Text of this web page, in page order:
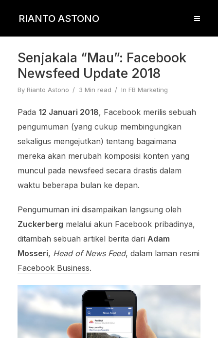
RIANTO ASTONO
Senjakala “Mau”: Facebook
Newsfeed Update 2018
By Rianto Astono 3 Min read In FB Marketing
Pada 12 Januari 2018, Facebook merilis sebuah
pengumuman (yang cukup membingungkan
sekaligus mengejutkan) tentang bagaimana
mereka akan merubah komposisi konten yang
muncul pada newsfeed secara drastis dalam
waktu beberapa bulan ke depan.
Pengumuman ini disampaikan langsung oleh
Zuckerberg melalui akun Facebook pribadinya,
ditambah sebuah artikel berita dari Adam
Mosseri, Head of News Feed, dalam laman resmi
Facebook Business.